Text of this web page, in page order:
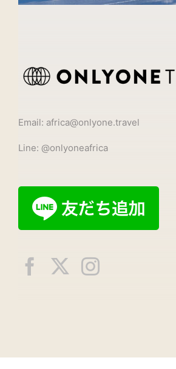
Email: africa@onlyone.travel
Line: @onlyoneafrica